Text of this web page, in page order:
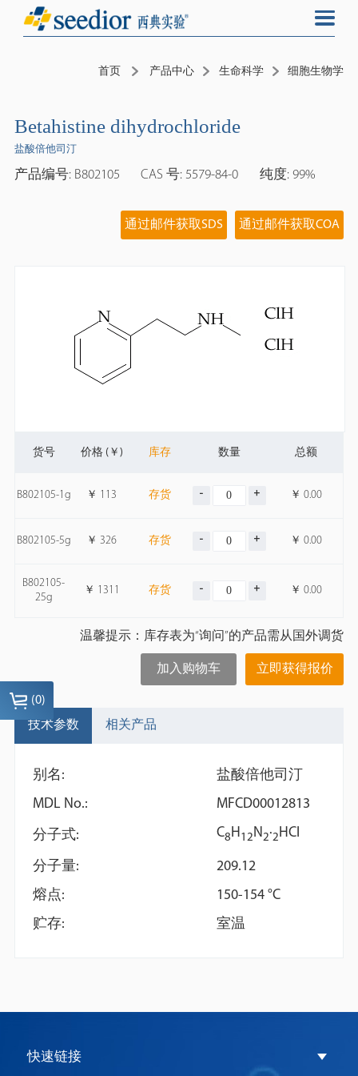
首页 产品中心 生命科学 细胞生物学
Betahistine dihydrochloride
盐酸倍他司汀
产品编号: B802105 CAS 号: 5579-84-0 纯度: 99%
通过邮件获取COA
通过邮件获取SDS
货号 价格 (￥) 库存 数量 总额
B802105-1g ￥ 113 存货 ￥ 0.00
B802105-5g ￥326 存货 ￥ 0.00
B802105-
25g
￥ 1311 存货 ￥ 0.00
温馨提示：库存表为“询问”的产品需从国外调货
立即获得报价
加入购物车
技术参数 相关产品
别名:
盐酸倍他司汀
MDL No.:
MFCD00012813
分子式: C8H12N2·2HCl
分子量:
209.12
熔点:
150-154 °C
贮存:
室温
DAPI dihydrochloride
Histamine
快速链接
(0)